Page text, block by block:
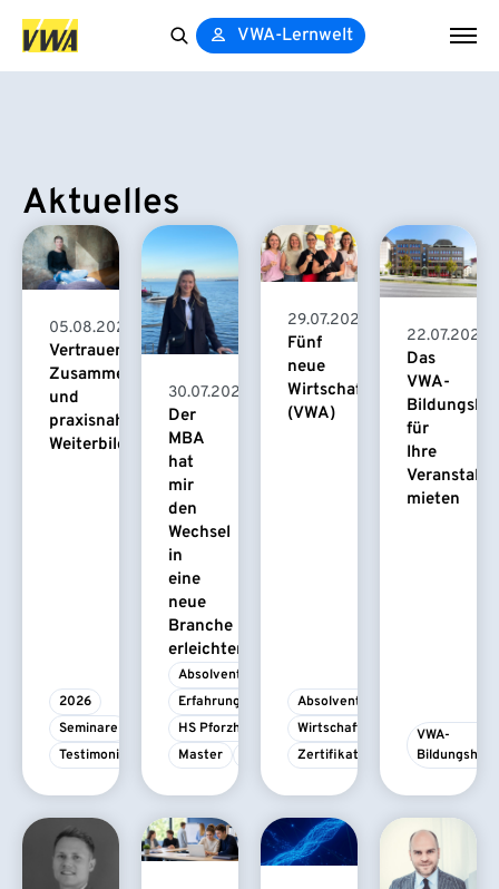
VWA-Lernwelt
Aktuelles
05.08.2026
Vertrauensvolle
Zusammenarbeit
und
praxisnahe
Weiterbildung
2026
Seminare
Testimonial
30.07.2026
Der
MBA
hat
mir
den
Wechsel
in
eine
neue
Branche
erleichtert
Absolvent/-in
Erfahrungsbericht
HS Pforzheim
Master
29.07.2026
Fünf
neue
Wirtschaftspsychologinnen
(VWA)
Absolvent/-in
Wirtschaftspsychologie
Zertifikatskurs
22.07.2026
Das
VWA-
für
Ihre
mieten
VWA-
Bildungshaus